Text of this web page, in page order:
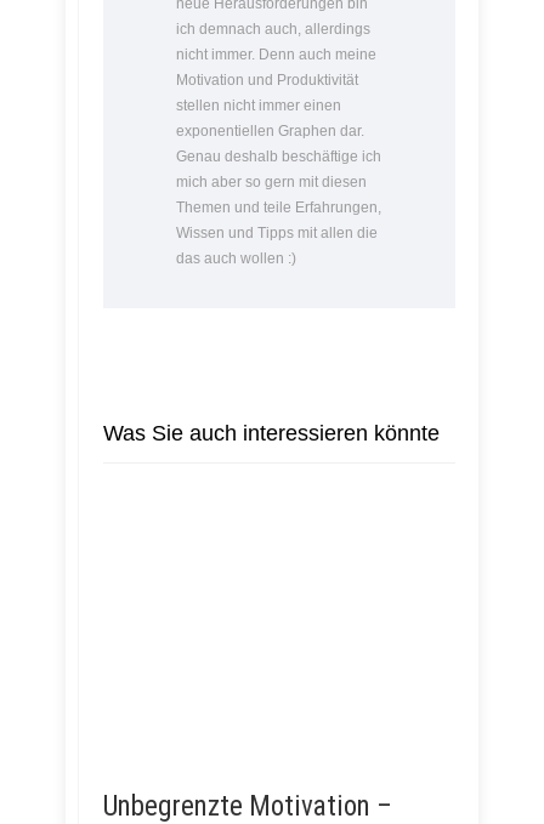
neue Herausforderungen bin
ich demnach auch, allerdings
nicht immer. Denn auch meine
Motivation und Produktivität
stellen nicht immer einen
exponentiellen Graphen dar.
Genau deshalb beschäftige ich
mich aber so gern mit diesen
Themen und teile Erfahrungen,
Wissen und Tipps mit allen die
das auch wollen :)
Was Sie auch interessieren könnte
Unbegrenzte Motivation –